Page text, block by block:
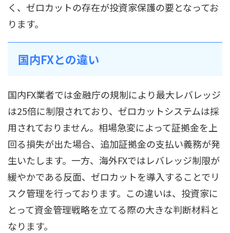
く、ゼロカットの存在が投資家保護の要となってお
ります。
国内FXとの違い
国内FX業者では金融庁の規制により最大レバレッジ
は25倍に制限されており、ゼロカットシステムは採
用されておりません。相場急変によって証拠金を上
回る損失が出た場合、追加証拠金の支払い義務が発
生いたします。一方、海外FXではレバレッジ制限が
緩やかである反面、ゼロカットを導入することでリ
スク管理を行っております。この違いは、投資家に
とって資金管理戦略を立てる際の大きな判断材料と
なります。